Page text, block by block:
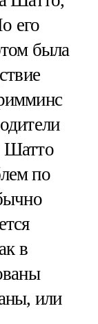
его
была
Шатто
по
в
или